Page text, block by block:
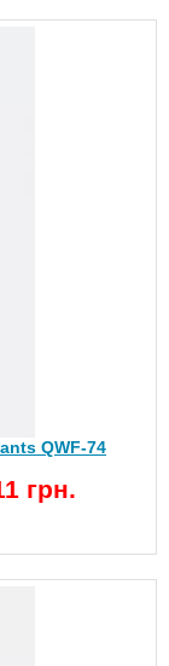
QWF-74
грн.